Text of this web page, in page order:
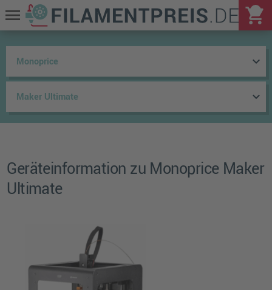
menu shopping_cart
keyboard_arrow_down
keyboard_arrow_down
Geräteinformation zu Monoprice Maker
Ultimate